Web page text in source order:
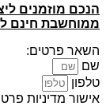
הנכם מוזמנים
ממוחשבת חינם ל
השאר פרטים:
שם
טלפון
אישור מדיניות